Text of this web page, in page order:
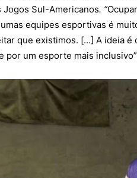
Jogos Sul-Americanos. “
equipes esportivas é
que existimos. […] A ideia é
por um esporte mais